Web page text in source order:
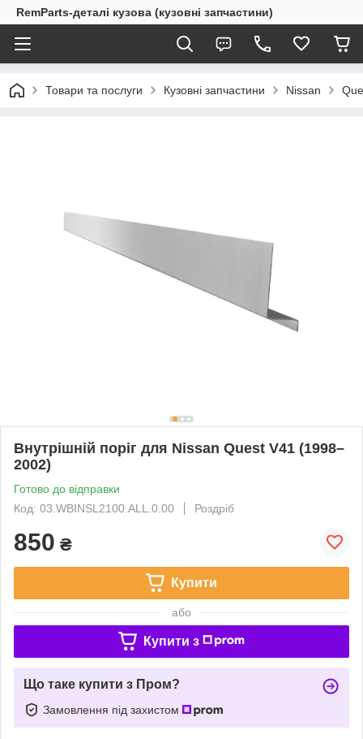
RemParts-деталі кузова (кузовні запчастини)
Товари та послуги Кузовні запчастини Nissan
Внутрішній поріг для Nissan Quest V41 (1998–
2002)
Готово до відправки
Код: 03.WBINSL2100.ALL.0.00
Роздріб
850 ₴
Купити
або
Купити з
Що таке купити з Пром?
Замовлення під захистом